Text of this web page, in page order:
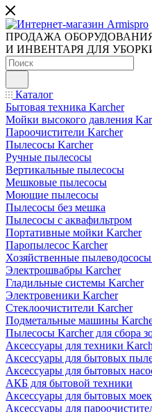
ПРОДАЖА
И ИНВЕНТАРЯ ДЛЯ
Каталог
Бытовая техника Karcher
Мойки высокого давления
Пароочистители Karcher
Пылесосы Karcher
Ручные пылесосы
Вертикальные пылесосы
Мешковые пылесосы
Моющие пылесосы
Пылесосы без мешка
Пылесосы с аквафильтром
Портативные мойки Karcher
Паропылесос Karcher
Хозяйственные
Электрошвабры Karcher
Гладильные системы Karcher
Электровеники Karcher
Стеклоочистители Karcher
Подметальные машины
Пылесосы Karcher для сбора
Аксессуары для техники
Аксессуары для бытовых
Аксессуары для бытовых
АКБ для бытовой техники
Аксессуары для бытовых
Аксессуары для